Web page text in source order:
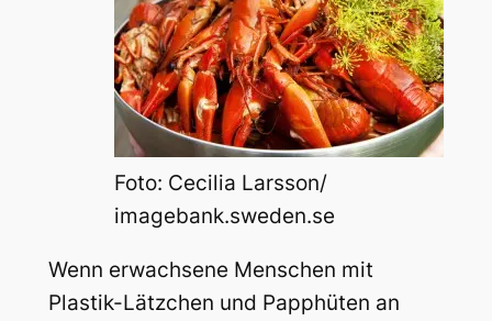
Foto: Cecilia Larsson/
imagebank.sweden.se
Wenn erwachsene Menschen mit
Plastik-Lätzchen und Papphüten an